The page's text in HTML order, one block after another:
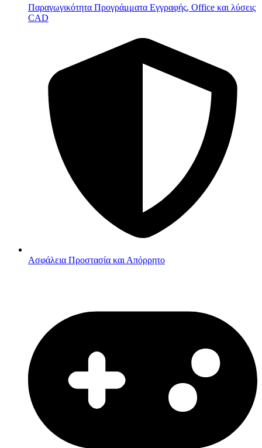
Παραγωγικότητα Προγράμματα Εγγραφής, Office και λύσεις
CAD
Ασφάλεια Προστασία και Απόρρητο